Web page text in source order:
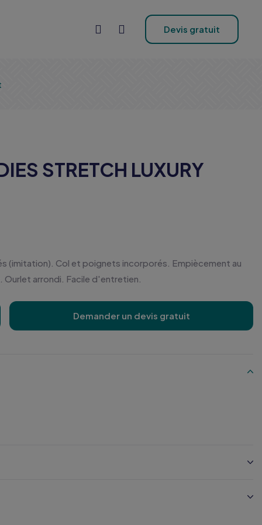
Devis gratuit
STRETCH LUXURY
(imitation). Col et poignets incorporés. Empiècement au
Ourlet arrondi. Facile d'entretien.
Demander un devis gratuit